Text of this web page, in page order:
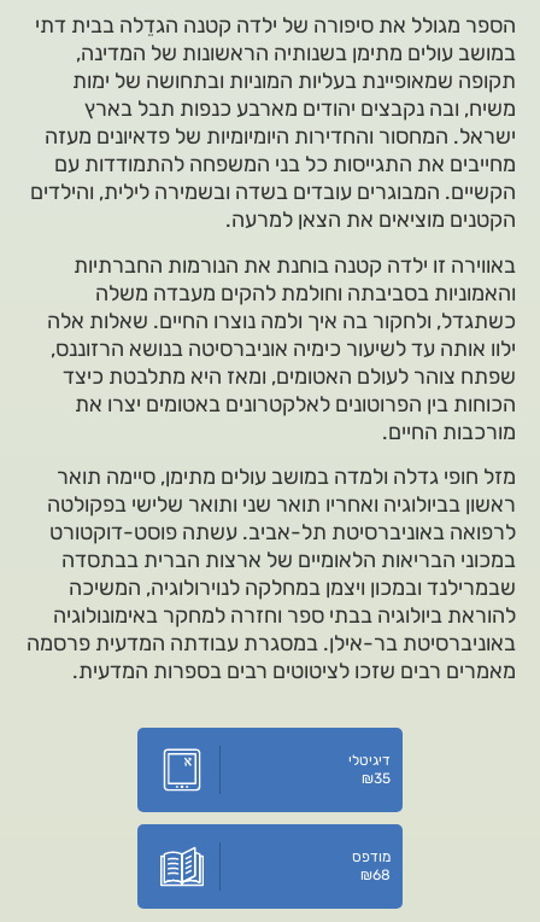
הספר מגולל את סיפורה של ילדה קטנה הגדֵלה בבית דתי
במושב עולים מתימן בשנותיה הראשונות של המדינה,
תקופה שמאופיינת בעליות המוניות ובתחושה של ימות
משיח, ובה נקבצים יהודים מארבע כנפות תבל בארץ
ישראל. המחסור והחדירות היומיומיות של פדאיונים מעזה
מחייבים את התגייסות כל בני המשפחה להתמודדות עם
הקשיים. המבוגרים עובדים בשדה ובשמירה לילית, והילדים
הקטנים מוציאים את הצאן למרעה.
באווירה זו ילדה קטנה בוחנת את הנורמות החברתיות
והאמוניות בסביבתה וחולמת להקים מעבדה משלה
כשתגדל, ולחקור בה איך ולמה נוצרו החיים. שאלות אלה
ילוו אותה עד לשיעור כימיה אוניברסיטה בנושא הרזוננס,
שפתח צוהר לעולם האטומים, ומאז היא מתלבטת כיצד
הכוחות בין הפרוטונים לאלקטרונים באטומים יצרו את
מורכבות החיים.
מזל חופי גדלה ולמדה במושב עולים מתימן, סיימה תואר
ראשון בביולוגיה ואחריו תואר שני ותואר שלישי בפקולטה
לרפואה באוניברסיטת תל-אביב. עשתה פוסט-דוקטורט
במכוני הבריאות הלאומיים של ארצות הברית בבתסדה
שבמרילנד ובמכון ויצמן במחלקה לנוירולוגיה, המשיכה
להוראת ביולוגיה בבתי ספר וחזרה למחקר באימונולוגיה
באוניברסיטת בר-אילן. במסגרת עבודתה המדעית פרסמה
מאמרים רבים שזכו לציטוטים רבים בספרות המדעית.
דיגיטלי
₪35
מודפס
₪68